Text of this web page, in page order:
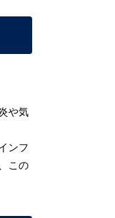
や気
ンフ
この